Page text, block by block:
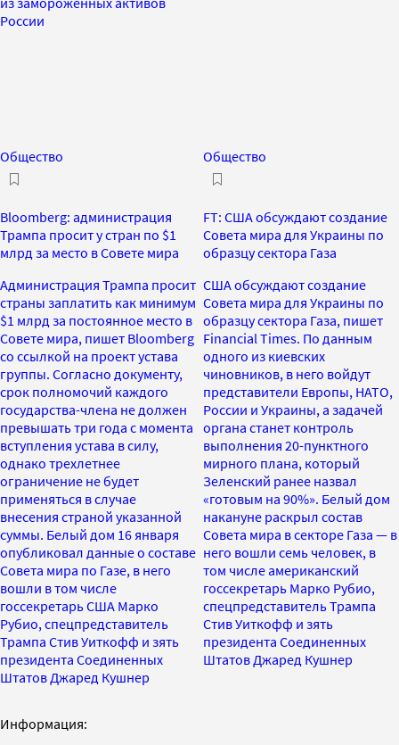
России
Общество
Bloomberg: администрация
Трампа просит у стран по $1
млрд за место в Совете мира
Администрация Трампа просит
страны заплатить как минимум
$1 млрд за постоянное место в
Совете мира, пишет Bloomberg
со ссылкой на проект устава
группы. Согласно документу,
срок полномочий каждого
государства-члена не должен
превышать три года с момента
вступления устава в силу,
однако трехлетнее
ограничение не будет
применяться в случае
внесения страной указанной
суммы. Белый дом 16 января
опубликовал данные о составе
Совета мира по Газе, в него
вошли в том числе
госсекретарь США Марко
Рубио, спецпредставитель
Трампа Стив Уиткофф и зять
президента Соединенных
Штатов Джаред Кушнер
Общество
FT: США обсуждают создание
Совета мира для Украины по
образцу сектора Газа
США обсуждают создание
Совета мира для Украины по
образцу сектора Газа, пишет
Financial Times. По данным
одного из киевских
чиновников, в него войдут
представители Европы, НАТО,
России и Украины, а задачей
органа станет контроль
выполнения 20-пунктного
мирного плана, который
Зеленский ранее назвал
«готовым на 90%». Белый дом
накануне раскрыл состав
Совета мира в секторе Газа — в
него вошли семь человек, в
том числе американский
госсекретарь Марко Рубио,
спецпредставитель Трампа
Стив Уиткофф и зять
президента Соединенных
Штатов Джаред Кушнер
Информация: